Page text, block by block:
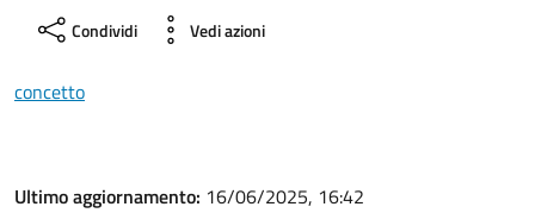
Condividi Vedi azioni
concetto
Ultimo aggiornamento: 16/06/2025, 16:42